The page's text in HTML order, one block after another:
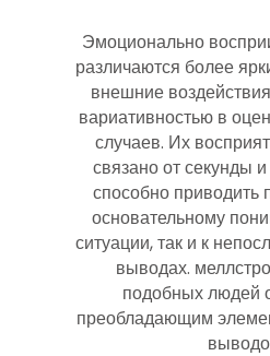
Эмоционально
различаются более
внешние
вариативностью в
случаев. Их
связано от секунды
способно приводить
основательному
ситуации, так и к
выводах.
подобных людей
преобладающим